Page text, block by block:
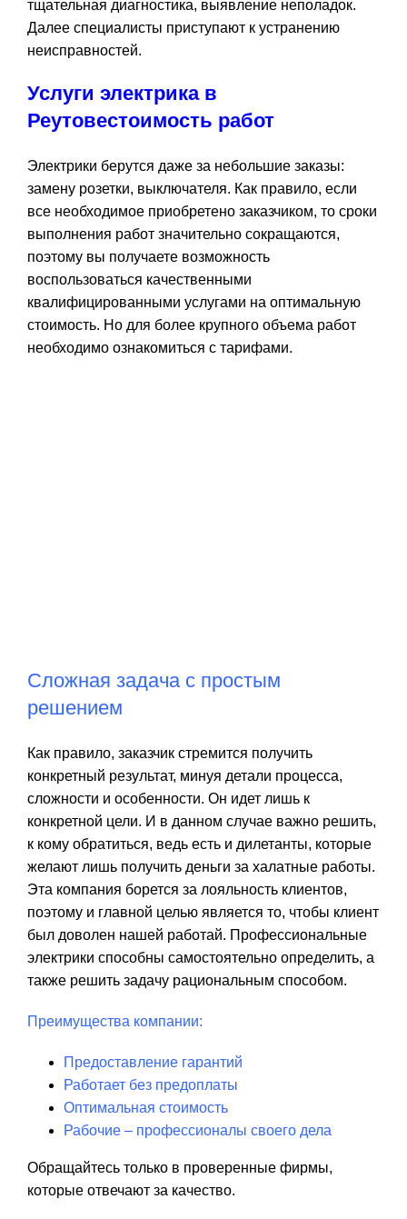
тщательная диагностика, выявление неполадок.
Далее специалисты приступают к устранению
неисправностей.
Услуги электрика в
Реутовестоимость работ
Электрики берутся даже за небольшие заказы:
замену розетки, выключателя. Как правило, если
все необходимое приобретено заказчиком, то сроки
выполнения работ значительно сокращаются,
поэтому вы получаете возможность
воспользоваться качественными
квалифицированными услугами на оптимальную
стоимость. Но для более крупного объема работ
необходимо ознакомиться с тарифами.
Сложная задача с простым
решением
Как правило, заказчик стремится получить
конкретный результат, минуя детали процесса,
сложности и особенности. Он идет лишь к
конкретной цели. И в данном случае важно решить,
к кому обратиться, ведь есть и дилетанты, которые
желают лишь получить деньги за халатные работы.
Эта компания борется за лояльность клиентов,
поэтому и главной целью является то, чтобы клиент
был доволен нашей работай. Профессиональные
электрики способны самостоятельно определить, а
также решить задачу рациональным способом.
Преимущества компании:
Предоставление гарантий
Работает без предоплаты
Оптимальная стоимость
Рабочие – профессионалы своего дела
Обращайтесь только в проверенные фирмы,
которые отвечают за качество.